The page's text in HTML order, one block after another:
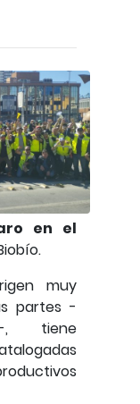
en el
muy
partes -
, tiene